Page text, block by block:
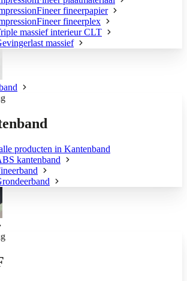
fineerpapier
fineerplex
massief interieur CLT
massief
producten in Kantenband
kantenband